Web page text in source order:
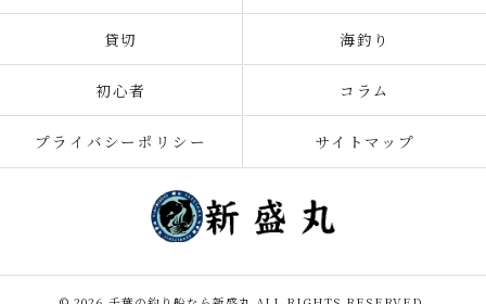
貸切 海釣り
初心者 コラム
プライバシーポリシー サイトマップ